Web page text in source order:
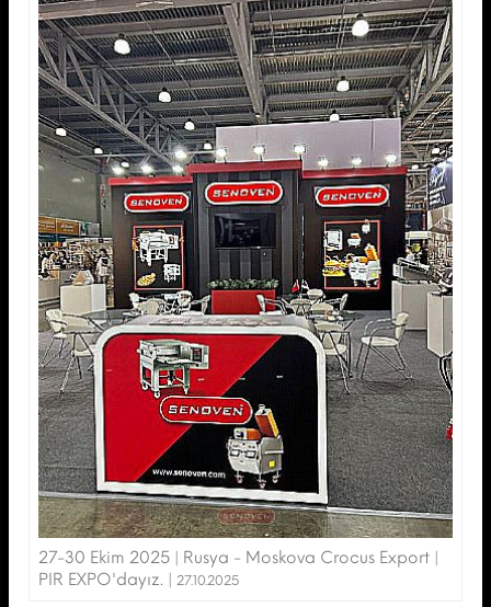
27-30 Ekim 2025 | Rusya - Moskova Crocus Export |
PIR EXPO'dayız. | 27.10.2025